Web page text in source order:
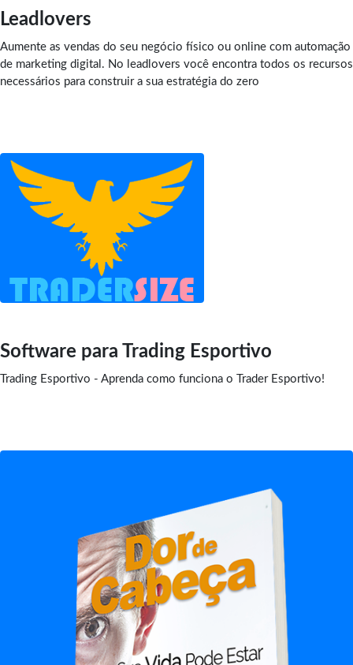
Leadlovers
Aumente as vendas do seu negócio físico ou online com automação
de marketing digital. No leadlovers você encontra todos os recursos
necessários para construir a sua estratégia do zero
Software para Trading Esportivo
Trading Esportivo - Aprenda como funciona o Trader Esportivo!